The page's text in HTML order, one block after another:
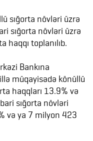
sığorta növləri üzrə
sığorta növləri üzrə
toplanılıb.
Bankına
müqayisədə könüllü
haqqları 13.9% və
sığorta növləri
və ya 7 milyon 423